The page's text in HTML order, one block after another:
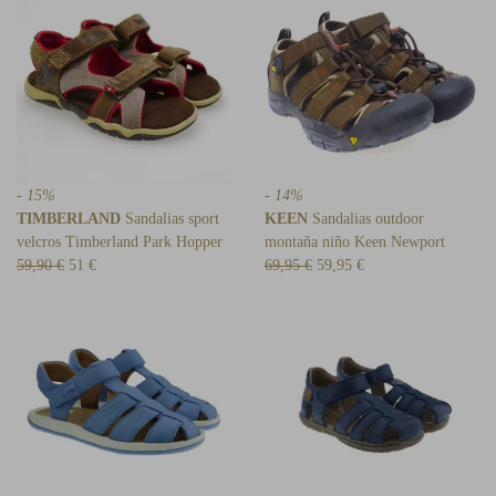
- 15%
TIMBERLAND Sandalias sport
velcros Timberland Park Hopper
59,90 € 51 €
- 14%
KEEN Sandalias outdoor
montaña niño Keen Newport
69,95 € 59,95 €